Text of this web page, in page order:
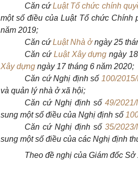
Căn cứLuật Tổ chức chính
một số điều của Luật Tổ chức Chính
năm 2019;
Căn cứLuật Nhà ởngày 25
Căn cứ Luật Xây dựng ngày
Xây dựng ngày 17 tháng 6 năm 2020;
Căn cứ Nghị định số 100/
và quản lý nhà ở xã hội;
Căn cứ Nghị định số49/
sung một số điều của Nghị định số
Căn cứ Nghị định số35/
sung một số điều của các Nghị định
Theo đề nghị của Giám đốc Sở